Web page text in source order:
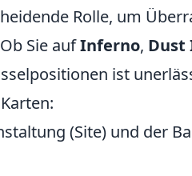
Rolle, um
Sie aufInferno, Dust
ist
(Site) und der